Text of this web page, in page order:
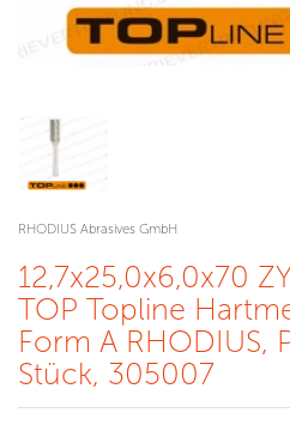
RHODIUS Abrasives GmbH
12,7x25,0x6,0x70
TOP Topline
Form A RHODIUS,
Stück, 305007